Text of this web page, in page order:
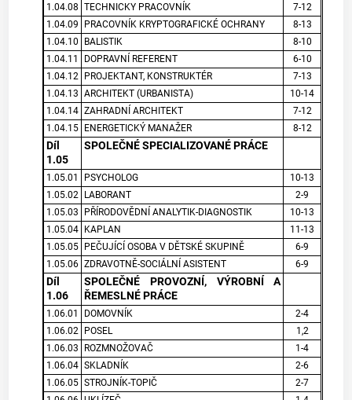
1.04.08 TECHNICKY PRACOVNÍK
7-12
1.04.09
PRACOVNÍK KRYPTOGRAFICKÉ OCHRANY
8-13
1.04.10
BALISTIK
8-10
1.04.11
DOPRAVNÍ REFERENT
6-10
1.04.12
PROJEKTANT, KONSTRUKTÉR
7-13
1.04.13 ARCHITEKT (URBANISTA)
10-14
1.04.14 ZAHRADNÍ ARCHITEKT
7-12
1.04.15 ENERGETICKÝ MANAŽER 8-12
Díl
1.05
SPOLEČNÉ SPECIALIZOVANÉ PRÁCE
1.05.01 PSYCHOLOG
10-13
1.05.02
LABORANT
2-9
1.05.03
PŘÍRODOVĚDNÍ ANALYTIK-DIAGNOSTIK
10-13
1.05.04 KAPLAN
11-13
1.05.05 PEČUJÍCÍ OSOBA V DĚTSKÉ SKUPINĚ
6-9
1.05.06 ZDRAVOTNĚ-SOCIÁLNÍ ASISTENT 6-9
Díl
1.06
SPOLEČNÉ PROVOZNÍ, VÝROBNÍ A
ŘEMESLNÉ PRÁCE
1.06.01 DOMOVNÍK
2-4
1.06.02
POSEL
1,2
1.06.03
ROZMNOŽOVAČ
1-4
1.06.04 SKLADNÍK
2-6
1.06.05 STROJNÍK-TOPIČ
2-7